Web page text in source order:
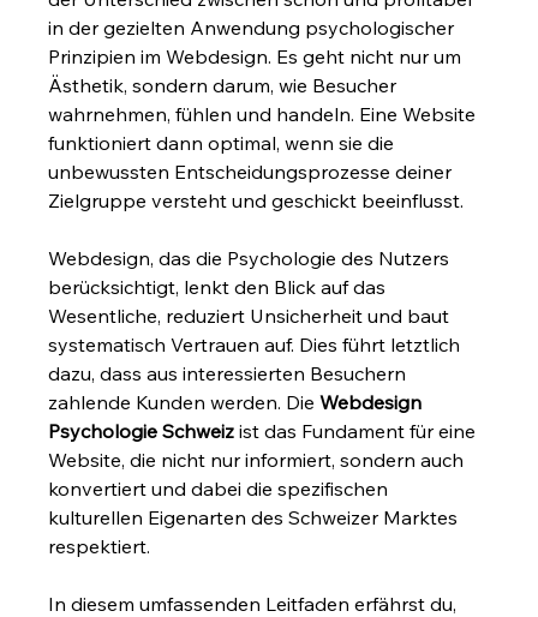
in der gezielten Anwendung psychologischer
Prinzipien im Webdesign. Es geht nicht nur um
Ästhetik, sondern darum, wie Besucher
wahrnehmen, fühlen und handeln. Eine Website
funktioniert dann optimal, wenn sie die
unbewussten Entscheidungsprozesse deiner
Zielgruppe versteht und geschickt beeinflusst.
Webdesign, das die Psychologie des Nutzers
berücksichtigt, lenkt den Blick auf das
Wesentliche, reduziert Unsicherheit und baut
systematisch Vertrauen auf. Dies führt letztlich
dazu, dass aus interessierten Besuchern
zahlende Kunden werden. Die Webdesign
Psychologie Schweiz ist das Fundament für eine
Website, die nicht nur informiert, sondern auch
konvertiert und dabei die spezifischen
kulturellen Eigenarten des Schweizer Marktes
respektiert.
In diesem umfassenden Leitfaden erfährst du,